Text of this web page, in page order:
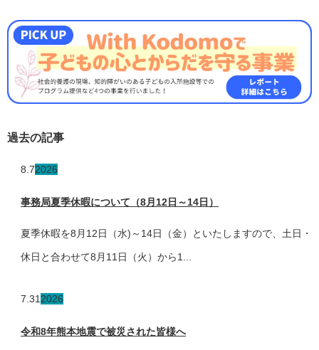
過去の記事
8.72026
事務局夏季休暇について（8月12日～14日）
夏季休暇を8月12日（水)～14日（金）といたしますので、土日・
休日と合わせて8月11日（火）から1...
7.312026
令和8年熊本地震で被災された皆様へ